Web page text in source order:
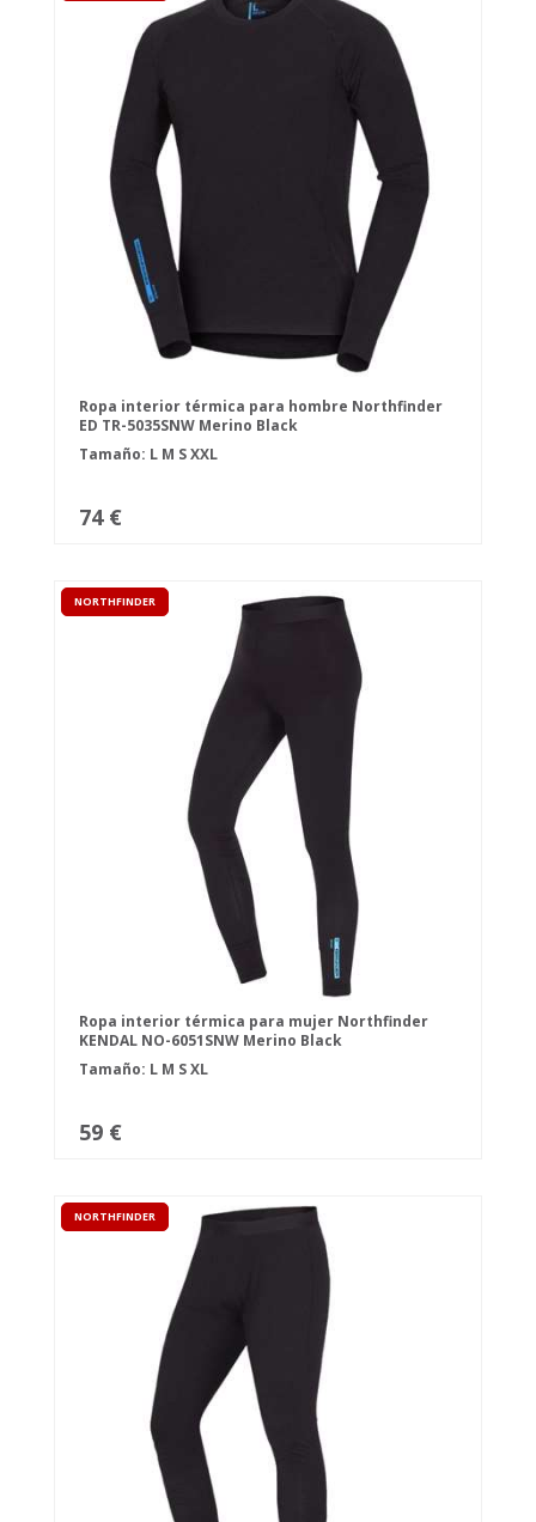
Ropa interior térmica para hombre Northfinder
ED TR-5035SNW Merino Black
Tamaño: L M SXXL
74 €
NORTHFINDER
Ropa interior térmica para mujer Northfinder
KENDAL NO-6051SNW Merino Black
Tamaño: L M SXL
59 €
NORTHFINDER